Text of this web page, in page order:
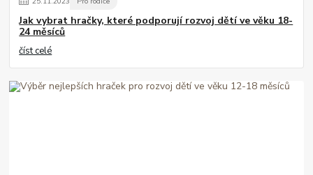
Jak vybrat hračky, které podporují rozvoj dětí ve věku 18-
24 měsíců
číst celé